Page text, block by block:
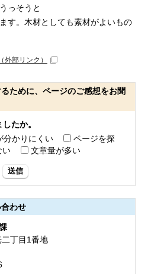
っそうと
す。木材としても素材がよいもの
（外部リンク）
ために、ページのご感想をお聞
たか。
分かりにくい
ページを探
い 文章量が多い
送信
わせ
丁目1番地